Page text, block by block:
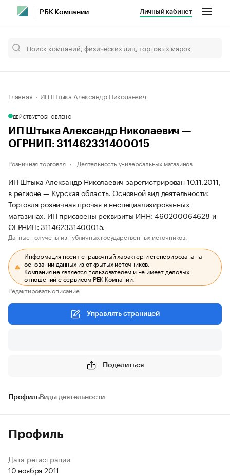
РБК Компании Личный кабинет
Главная ИП Штыка Александр Николаевич
ДЕЙСТВУЕТОБНОВЛЕНО
ИП Штыка Александр Николаевич —
ОГРНИП: 311462331400015
Розничная торговля Деятельность универсальных магазинов
ИП Штыка Александр Николаевич зарегистрирован 10.11.2011,
в регионе — Курская область. Основной вид деятельности:
Торговля розничная прочая в неспециализированных
магазинах. ИП присвоены реквизиты ИНН: 460200064628 и
ОГРНИП: 311462331400015.
Данные получены из публичных государственных источников.
Информация носит справочный характер и сгенерирована на
основании данных из открытых источников.
Компания не является пользователем и не имеет деловых
отношений с сервисом РБК Компании.
Редактировать описание
Управлять страницей
Поделиться
ПрофильВиды деятельности
Профиль
Дата регистрации
10 ноября 2011